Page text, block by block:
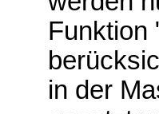
Funktion
in der